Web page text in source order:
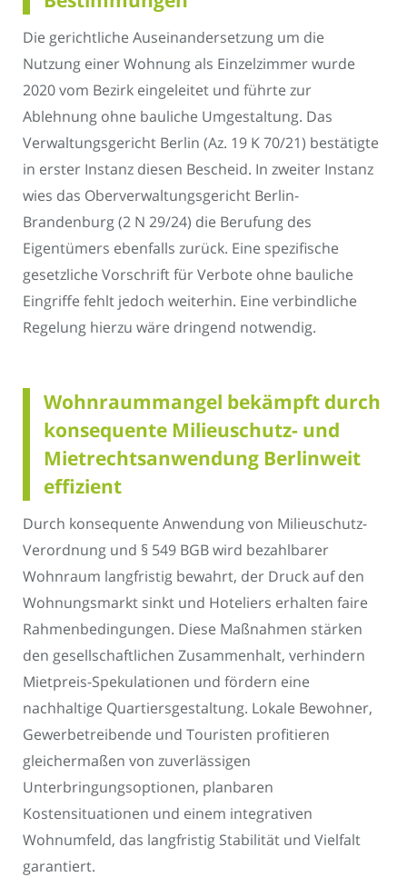
Die gerichtliche Auseinandersetzung um die
Nutzung einer Wohnung als Einzelzimmer wurde
2020 vom Bezirk eingeleitet und führte zur
Ablehnung ohne bauliche Umgestaltung. Das
Verwaltungsgericht Berlin (Az. 19 K 70/21) bestätigte
in erster Instanz diesen Bescheid. In zweiter Instanz
wies das Oberverwaltungsgericht Berlin-
Brandenburg (2 N 29/24) die Berufung des
Eigentümers ebenfalls zurück. Eine spezifische
gesetzliche Vorschrift für Verbote ohne bauliche
Eingriffe fehlt jedoch weiterhin. Eine verbindliche
Regelung hierzu wäre dringend notwendig.
Wohnraummangel bekämpft durch
konsequente Milieuschutz- und
Mietrechtsanwendung Berlinweit
effizient
Durch konsequente Anwendung von Milieuschutz-
Verordnung und § 549 BGB wird bezahlbarer
Wohnraum langfristig bewahrt, der Druck auf den
Wohnungsmarkt sinkt und Hoteliers erhalten faire
Rahmenbedingungen. Diese Maßnahmen stärken
den gesellschaftlichen Zusammenhalt, verhindern
Mietpreis-Spekulationen und fördern eine
nachhaltige Quartiersgestaltung. Lokale Bewohner,
Gewerbetreibende und Touristen profitieren
gleichermaßen von zuverlässigen
Unterbringungsoptionen, planbaren
Kostensituationen und einem integrativen
Wohnumfeld, das langfristig Stabilität und Vielfalt
garantiert.